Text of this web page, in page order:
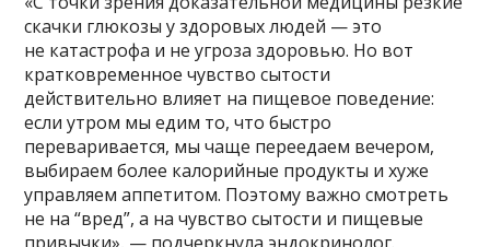
скачки глюкозы у здоровых людей — это
не катастрофа и не угроза здоровью. Но вот
кратковременное чувство сытости
действительно влияет на пищевое поведение:
если утром мы едим то, что быстро
переваривается, мы чаще переедаем вечером,
выбираем более калорийные продукты и хуже
управляем аппетитом. Поэтому важно смотреть
не на “вред”, а на чувство сытости и пищевые